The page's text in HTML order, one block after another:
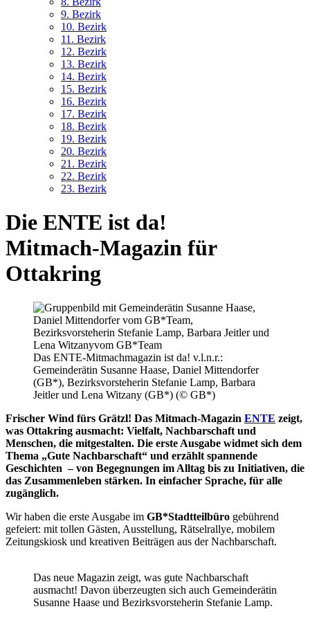
9. Bezirk
10. Bezirk
11. Bezirk
12. Bezirk
13. Bezirk
14. Bezirk
15. Bezirk
16. Bezirk
17. Bezirk
18. Bezirk
19. Bezirk
20. Bezirk
21. Bezirk
22. Bezirk
23. Bezirk
Die ENTE ist da!
Mitmach-Magazin für
Ottakring
Das ENTE-Mitmachmagazin ist da! v.l.n.r.:
Gemeinderätin Susanne Haase, Daniel Mittendorfer
(GB*), Bezirksvorsteherin Stefanie Lamp, Barbara
Jeitler und Lena Witzany (GB*) (© GB*)
Frischer Wind fürs Grätzl! Das Mitmach-Magazin ENTE zeigt,
was Ottakring ausmacht: Vielfalt, Nachbarschaft und
Menschen, die mitgestalten. Die erste Ausgabe widmet sich dem
Thema „Gute Nachbarschaft“ und erzählt spannende
Geschichten – von Begegnungen im Alltag bis zu Initiativen, die
das Zusammenleben stärken. In einfacher Sprache, für alle
zugänglich.
Wir haben die erste Ausgabe im GB*Stadtteilbüro gebührend
gefeiert: mit tollen Gästen, Ausstellung, Rätselrallye, mobilem
Zeitungskiosk und kreativen Beiträgen aus der Nachbarschaft.
Das neue Magazin zeigt, was gute Nachbarschaft
ausmacht! Davon überzeugten sich auch Gemeinderätin
Susanne Haase und Bezirksvorsteherin Stefanie Lamp.